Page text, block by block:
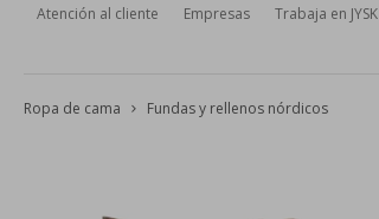
Atención al cliente Empresas Trabaja en JYSK
Ropa de cama Fundas y rellenos nórdicos